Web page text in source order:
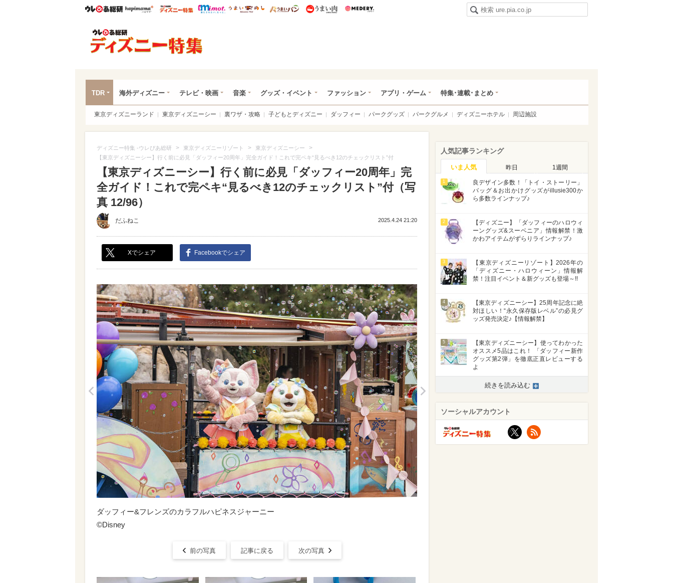
ウレぴあ総研ハピママ* ウレぴあ総研 ディズニー特集
mimot. うまいめし うまいパン うまい肉
TDR 海外ディズニー テレビ・映画 音楽 グッズ・イベント ファッション アプリ・ゲーム 特集･連載･まとめ
東京ディズニーランド 東京ディズニーシー 裏ワザ・攻略 子どもとディズニー ダッフィー パークグッズ パークグルメ ディズニーホテル 周辺施設
ディズニー特集 -ウレぴあ総研 > 東京ディズニーリゾート > 東京ディズニーシー >
【東京ディズニーシー】行く前に必見「ダッフィー20周年」完全ガイド！これで完ペキ“見るべき12のチェックリスト”付
【東京ディズニーシー】行く前に必見「ダッフィー20周年」完
全ガイド！これで完ペキ“見るべき12のチェックリスト”付（写
真 12/96）
だふねこ 2025.4.24 21:20
Xでシェア Facebookでシェア
ダッフィー&フレンズのカラフルハピネスジャーニー
©Disney
前の写真 記事に戻る 次の写真
人気記事ランキング
いま人気 昨日 1週間
1
良デザイン多数！「トイ・ストーリー」
バッグ＆お出かけグッズがillusie300か
ら多数ラインナップ♪
2
【ディズニー】「ダッフィーのハロウィ
ーングッズ&スーベニア」情報解禁！激
かわアイテムがずらりラインナップ♪
3
【東京ディズニーリゾート】2026年の
「ディズニー・ハロウィーン」情報解
禁！注目イベント＆新グッズも登場～!!
4
【東京ディズニーシー】25周年記念に絶
対ほしい！“永久保存版レベル”の必見グ
ッズ発売決定♪【情報解禁】
5
【東京ディズニーシー】使ってわかった
オススメ5品はこれ！ 「ダッフィー新作
グッズ第2弾」を徹底正直レビューする
よ
続きを読み込む
ソーシャルアカウント
X